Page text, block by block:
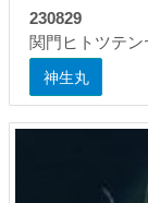
230829
関門ヒトツテン
神生丸